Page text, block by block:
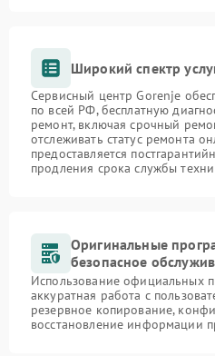
Широкий спектр
Сервисный центр Gorenje
по всей РФ, бесплатную
ремонт, включая срочный
отслеживать статус ремонта
предоставляется
продления срока службы
Оригинальные
безопасное
Использование официальных
аккуратная работа с
резервное копирование,
восстановление информации